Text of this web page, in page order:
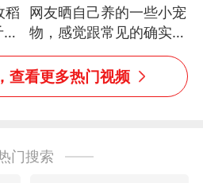
稻
网友晒自己养的一些小宠
物，感觉跟常见的确实有
些不一样
查看更多热门视频
门搜索